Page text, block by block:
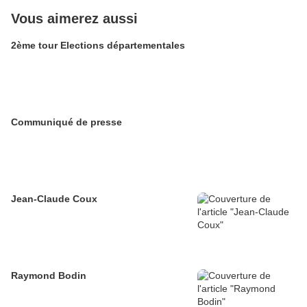
Vous aimerez aussi
2ème tour Elections départementales
Communiqué de presse
Jean-Claude Coux
Raymond Bodin